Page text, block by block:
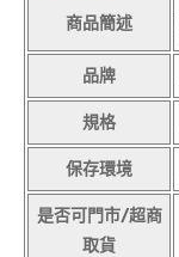
商品簡述
品牌
規格
保存環境
是否可門市/超商
取貨